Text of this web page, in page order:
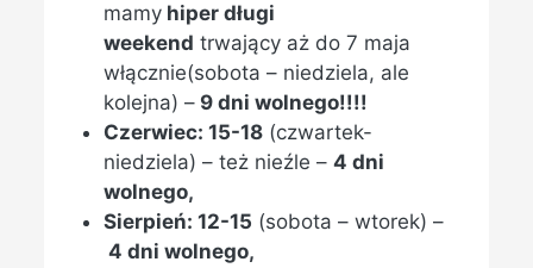
mamy hiper długi
weekend trwający aż do 7 maja
włącznie(sobota – niedziela, ale
kolejna) – 9 dni wolnego!!!!
Czerwiec: 15-18 (czwartek-
niedziela) – też nieźle –4 dni
wolnego,
Sierpień: 12-15 (sobota – wtorek) –
4 dni wolnego,